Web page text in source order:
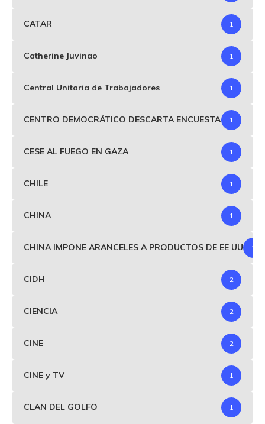
CATAR 1
Catherine Juvinao 1
Central Unitaria de Trabajadores 1
CENTRO DEMOCRÁTICO DESCARTA ENCUESTA 1
CESE AL FUEGO EN GAZA 1
CHILE 1
CHINA 1
CHINA IMPONE ARANCELES A PRODUCTOS DE EE UU 1
CIDH 2
CIENCIA 2
CINE 2
CINE y TV 1
CLAN DEL GOLFO 1